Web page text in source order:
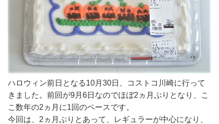
ハロウィン前日となる10月30日、コストコ川崎に行って
きました。前回が9月6日なのでほぼ2ヵ月ぶりとなり、こ
こ数年の2ヵ月に1回のペースです。
今回は、2ヵ月ぶりとあって、レギュラーが中心になり、